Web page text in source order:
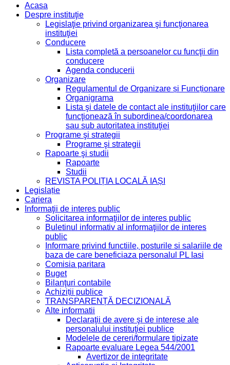
Acasa
Despre instituţie
Legislaţie privind organizarea şi funcţionarea
instituţiei
Conducere
Lista completă a persoanelor cu funcţii din
conducere
Agenda conducerii
Organizare
Regulamentul de Organizare și Funcționare
Organigrama
Lista şi datele de contact ale instituţiilor care
funcţionează în subordinea/coordonarea
sau sub autoritatea instituţiei
Programe şi strategii
Programe şi strategii
Rapoarte şi studii
Rapoarte
Studii
REVISTA POLIȚIA LOCALĂ IAȘI
Legislație
Cariera
Informaţii de interes public
Solicitarea informaţiilor de interes public
Buletinul informativ al informaţiilor de interes
public
Informare privind functiile, posturile si salariile de
baza de care beneficiaza personalul PL Iasi
Comisia paritara
Buget
Bilanţuri contabile
Achiziții publice
TRANSPARENȚĂ DECIZIONALĂ
Alte informatii
Declaraţii de avere şi de interese ale
personalului instituţiei publice
Modelele de cereri/formulare tipizate
Rapoarte evaluare Legea 544/2001
Avertizor de integritate